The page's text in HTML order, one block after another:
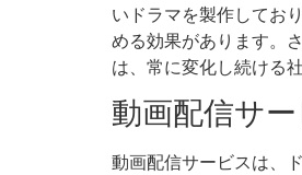
いドラマを製作してお
める効果があります。
は、常に変化し続ける
動画配信サ
動画配信サービスは、